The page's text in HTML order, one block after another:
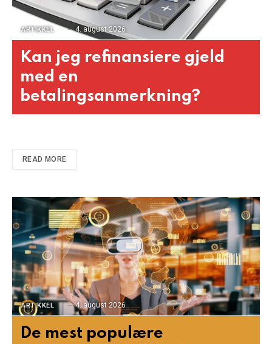
ARTIKKEL 4. august 2026
Kan jeg refinansiere gjeld
med en
betalingsanmerkning?
READ MORE
ARTIKKEL 4. august 2026
De mest populære